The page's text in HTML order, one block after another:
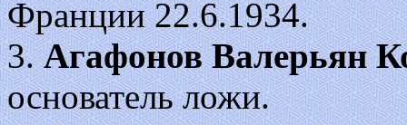
Франции 22.6.1934.
3.Агафонов Валерьян
основатель ложи.